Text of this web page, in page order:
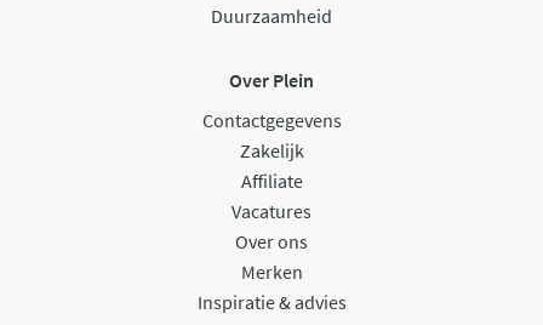
Duurzaamheid
Over Plein
Contactgegevens
Zakelijk
Affiliate
Vacatures
Over ons
Merken
Inspiratie & advies